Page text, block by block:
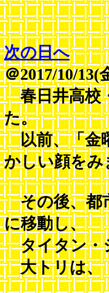
次の日へ
＠2017/10/13(
春日井高校
た。
以前、「金
かしい顔をみ
その後、都
に移動し、
タイタン・
大トリは、